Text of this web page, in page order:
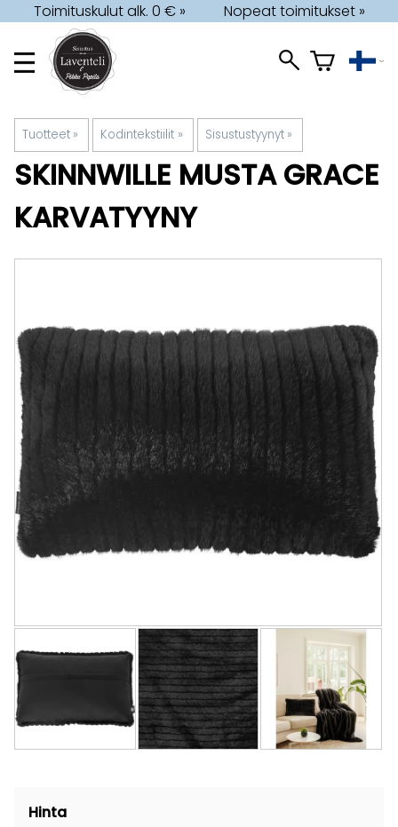
Toimituskulut alk. 0 € » Nopeat toimitukset »
Tuotteet ‪» Kodintekstiilit ‪» Sisustustyynyt ‪»
SKINNWILLE MUSTA GRACE
KARVATYYNY
Hinta